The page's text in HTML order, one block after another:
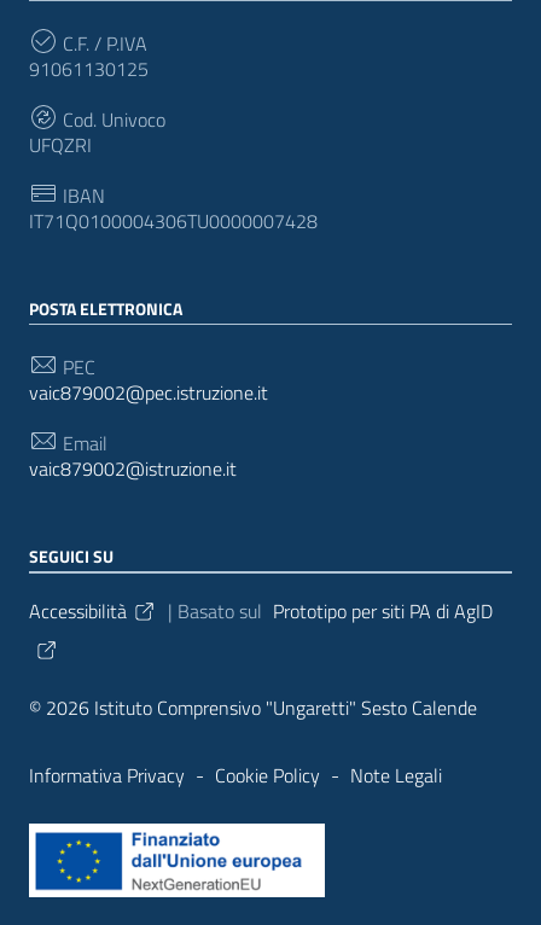
C.F. / P.IVA
91061130125
Cod. Univoco
UFQZRI
IBAN
IT71Q0100004306TU0000007428
POSTA ELETTRONICA
PEC
vaic879002@pec.istruzione.it
Email
vaic879002@istruzione.it
SEGUICI SU
Sezione Link Utili
Accessibilità | Basato sul Prototipo per siti PA di AgID
© 2026 Istituto Comprensivo "Ungaretti" Sesto Calende
Informativa Privacy - Cookie Policy - Note Legali